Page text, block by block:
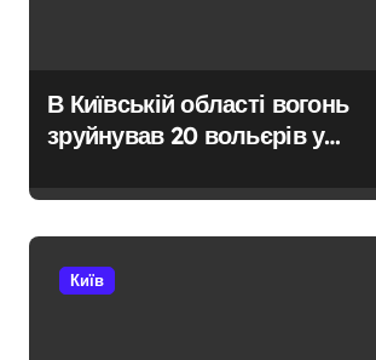
В Київській області вогонь
зруйнував 20 вольєрів у
Київ